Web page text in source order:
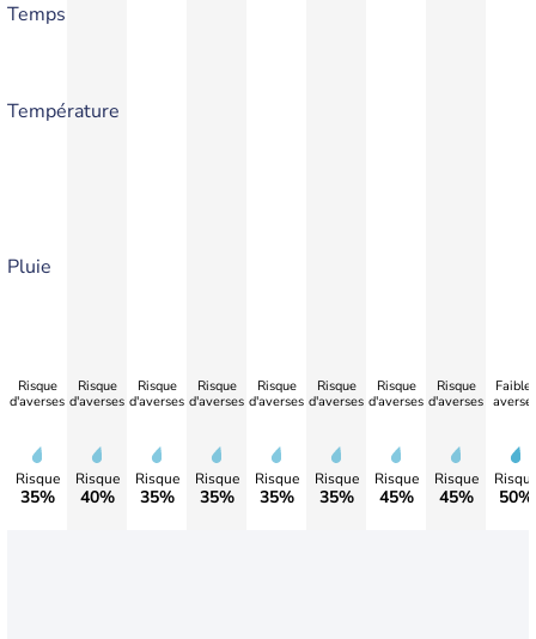
Temps
Température
Pluie
Risque
d'averses
Risque
35%
Risque
d'averses
Risque
40%
Risque
d'averses
Risque
35%
Risque
d'averses
Risque
35%
Risque
d'averses
Risque
35%
Risque
d'averses
Risque
35%
Risque
d'averses
Risque
45%
Risque
d'averses
Risque
45%
Faibles
50%